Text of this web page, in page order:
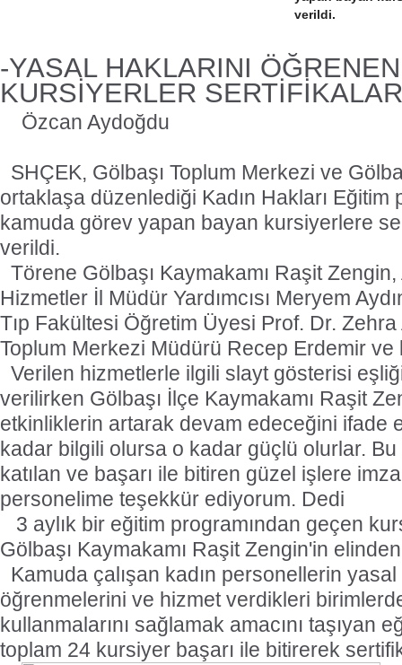
verildi.
-YASAL HAKLARINI
KURSİYERLER
Özcan Aydoğdu
SHÇEK, Gölbaşı Toplum Merkezi ve
ortaklaşa düzenlediği Kadın Hakları Eğitim
kamuda görev yapan bayan kursiyerlere
verildi.
Törene Gölbaşı Kaymakamı Raşit
Hizmetler İl Müdür Yardımcısı Meryem
Tıp Fakültesi Öğretim Üyesi Prof. Dr. Zehra
Toplum Merkezi Müdürü Recep Erdemir ve
Verilen hizmetlerle ilgili slayt gösterisi
verilirken Gölbaşı İlçe Kaymakamı Raşit
etkinliklerin artarak devam edeceğini ifade
kadar bilgili olursa o kadar güçlü olurlar. Bu
katılan ve başarı ile bitiren güzel işlere
personelime teşekkür ediyorum. Dedi
3 aylık bir eğitim programından geçen
Gölbaşı Kaymakamı Raşit Zengin'in elinden
Kamuda çalışan kadın personellerin yasal
öğrenmelerini ve hizmet verdikleri
kullanmalarını sağlamak amacını taşıyan
toplam 24 kursiyer başarı ile bitirerek